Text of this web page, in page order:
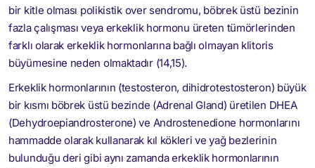
bir kitle olması polikistik over sendromu, böbrek üstü bezinin
fazla çalışması veya erkeklik hormonu üreten tümörlerinden
farklı olarak erkeklik hormonlarına bağlı olmayan klitoris
büyümesine neden olmaktadır (14,15).
Erkeklik hormonlarının (testosteron, dihidrotestosteron) büyük
bir kısmı böbrek üstü bezinde (Adrenal Gland) üretilen DHEA
(Dehydroepiandrosterone) ve Androstenedione hormonlarını
hammadde olarak kullanarak kıl kökleri ve yağ bezlerinin
bulunduğu deri gibi aynı zamanda erkeklik hormonlarının